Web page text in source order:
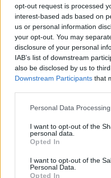
opt-out request is processed
interest-based ads based on
us or personal information
your opt-out. You may
disclosure of your personal
IAB’s list of downstream
also be disclosed by us to
Downstream Participants that
Please note that this website/
not limited to your visit or
grant or deny consent to
use your data for below
consent section.
Personal Data
I want to opt-out of the
personal data.
Opted In
I want to opt-out of the
Personal Data.
Opted In
Φωτ. Μιχάλης Λεγάκης